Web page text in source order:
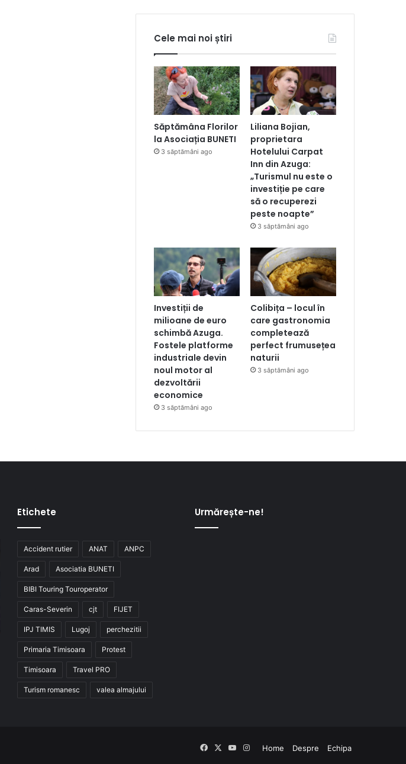
Cele mai noi știri
Săptămâna Florilor
la Asociația BUNETI
3 săptămâni ago
Liliana Bojian,
proprietara
Hotelului Carpat
Inn din Azuga:
„Turismul nu este o
investiție pe care
să o recuperezi
peste noapte”
3 săptămâni ago
Investiții de
milioane de euro
schimbă Azuga.
Fostele platforme
industriale devin
noul motor al
dezvoltării
economice
3 săptămâni ago
Colibița – locul în
care gastronomia
completează
perfect frumusețea
naturii
3 săptămâni ago
Etichete
Accident rutier ANAT ANPC
Arad Asociatia BUNETI
BIBI Touring Touroperator
Caras-Severin cjt FIJET
IPJ TIMIS Lugoj perchezitii
Primaria Timisoara Protest
Timisoara Travel PRO
Turism romanesc valea almajului
Urmărește-ne!
Home Despre Echipa
FacebookYouTube
Instagram